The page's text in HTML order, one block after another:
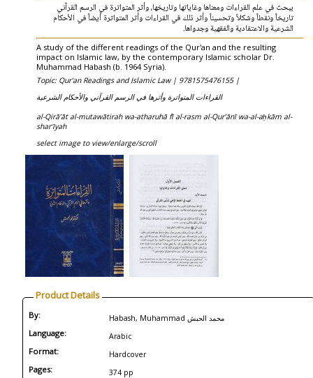
يبحث في علم القراءات ومعناها وغاياتها وتاريخها، وأثر المتواترة في الرسم القرآني
تاريخاً ونقطاً وشكلاً وتحسيناً وأثر ذلك في القراءات وأثر المتواترة أيضاً في الأحكام
الشرعية والاعتقادية والفقهية وجدواها.
A study of the different readings of the Qur'an and the resulting
impact on Islamic law, by the contemporary Islamic scholar Dr.
Muhammad Habash (b. 1964 Syria).
Topic: Qur'an Readings and Islamic Law | 9781575476155 |
القراءات المتواترة وأثرها في الرسم القرآني والأحكام الشرعية
al-Qirāʼāt al-mutawātirah wa-atharuhā fī al-rasm al-Qurʼānī wa-al-aḥkām al-
sharʻīyah
select image to view/enlarge/scroll
Product Details
By: Habash, Muhammad محمد الحبش
Language: Arabic
Format: Hardcover
Pages: 374 pp